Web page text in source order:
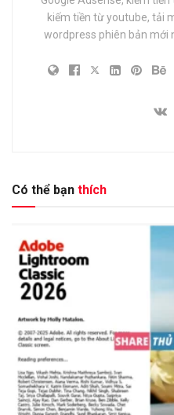
kiếm tiền từ youtube, tải
wordpress phiên bản mới
Có thể bạn thích